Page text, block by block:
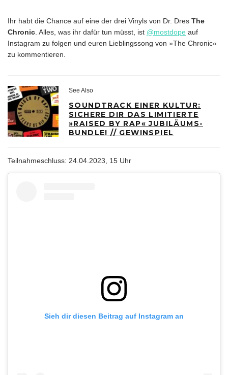
Ihr habt die Chance auf eine der drei Vinyls von Dr. Dres The
Chronic . Alles, was ihr dafür tun müsst, ist @mostdope auf
Instagram zu folgen und euren Lieblingssong von »The Chronic«
zu kommentieren.
See Also
SOUNDTRACK EINER KULTUR:
SICHERE DIR DAS LIMITIERTE
»RAISED BY RAP« JUBILÄUMS-
BUNDLE! // GEWINSPIEL
Teilnahmeschluss: 24.04.2023, 15 Uhr
Sieh dir diesen Beitrag auf Instagram an